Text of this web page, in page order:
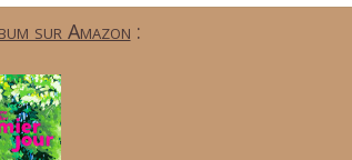
sur Amazon :